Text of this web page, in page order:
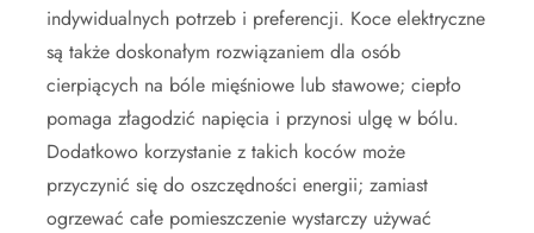
indywidualnych potrzeb i preferencji. Koce elektryczne
są także doskonałym rozwiązaniem dla osób
cierpiących na bóle mięśniowe lub stawowe; ciepło
pomaga złagodzić napięcia i przynosi ulgę w bólu.
Dodatkowo korzystanie z takich koców może
przyczynić się do oszczędności energii; zamiast
ogrzewać całe pomieszczenie wystarczy używać